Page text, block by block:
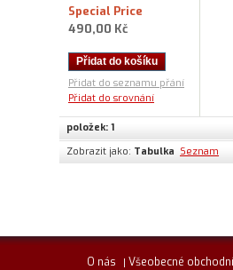
Special Price
490,00 Kč
Přidat do košíku
Přidat do seznamu přání
Přidat do srovnání
položek: 1
Zobrazit jako: Tabulka Seznam
O nás
Všeobecné